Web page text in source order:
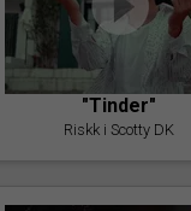
"Tinder"
Riskk i Scotty DK